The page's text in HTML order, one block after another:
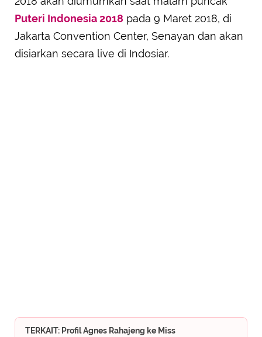
Puteri Indonesia 2018 pada 9 Maret 2018, di
Jakarta Convention Center, Senayan dan akan
disiarkan secara live di Indosiar.
TERKAIT: Profil Agnes Rahajeng ke Miss